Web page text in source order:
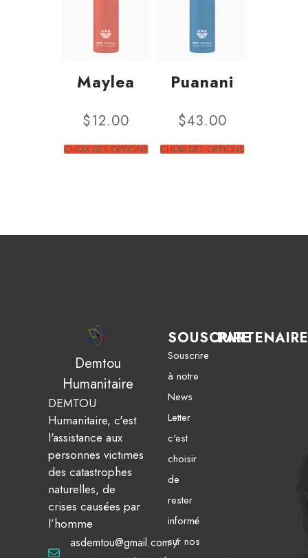
Maylea
$12.00
CHOIX DES OPTIONS
Puanani
$43.00
CHOIX DES OPTIONS
Demtou
Humanitaire
DEMTOU
Humanitaire, c'est
l'assistance aux
personnes victimes
des catastrophes
naturelles, de
crises causées par
l’homme
asdemtou@gmail.com /
SOUSCRIRE
Souscrire
à notre
News
Letter
c'est
choisir
de
rester
informé
sur nos